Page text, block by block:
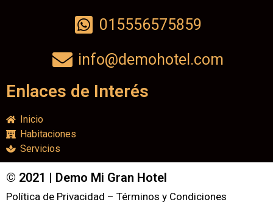
015556575859
info@demohotel.com
Enlaces de Interés
Inicio
Habitaciones
Servicios
© 2021 | Demo Mi Gran Hotel
Política de Privacidad – Términos y Condiciones